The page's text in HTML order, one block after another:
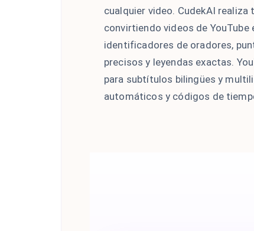
cualquier video. CudekAI
convirtiendo videos de
identificadores de oradores,
precisos y leyendas exactas.
para subtítulos bilingües y
automáticos y códigos de